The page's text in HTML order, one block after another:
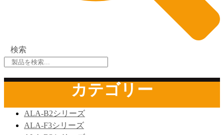
検索
カテゴリー
ALA-B2シリーズ
ALA-F3シリーズ